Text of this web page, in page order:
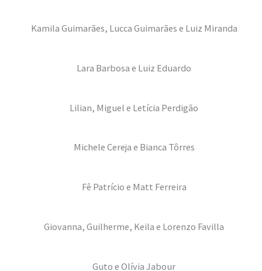
Kamila Guimarães, Lucca Guimarães e Luiz Miranda
Lara Barbosa e Luiz Eduardo
Lilian, Miguel e Letícia Perdigão
Michele Cereja e Bianca Tôrres
Fê Patrício e Matt Ferreira
Giovanna, Guilherme, Keila e Lorenzo Favilla
Guto e Olívia Jabour